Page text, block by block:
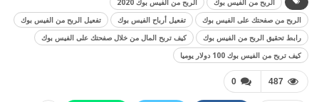
الربح من الفيس بوك
الربح من الفيس بوك 2020
الربح من صفحتك على الفيس بوك
تفعيل أرباح الفيس بوك
تفعيل الربح من الفيس بوك
رابط تحقيق الربح من الفيس بوك
كيف تربح المال من خلال صفحتك على الفيس بوك
كيف تربح من الفيس بوك 100 دولار يوميا
0 487